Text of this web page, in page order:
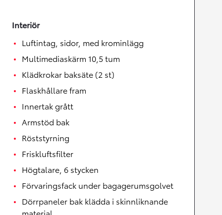
Interiör
Luftintag, sidor, med krominlägg
Multimediaskärm 10,5 tum
Klädkrokar baksäte (2 st)
Flaskhållare fram
Innertak grått
Armstöd bak
Röststyrning
Friskluftsfilter
Högtalare, 6 stycken
Förvaringsfack under bagagerumsgolvet
Dörrpaneler bak klädda i skinnliknande